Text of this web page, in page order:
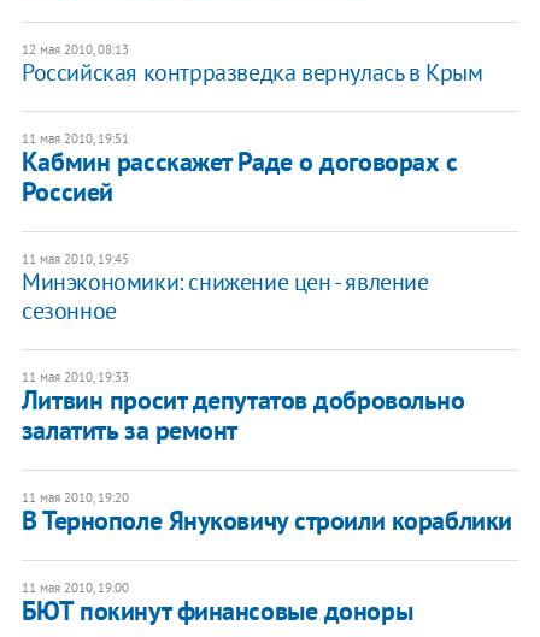
12 мая 2010, 08:13
Российская контрразведка вернулась в Крым
11 мая 2010, 19:51
Кабмин расскажет Раде о договорах с
Россией
11 мая 2010, 19:45
Минэкономики: снижение цен - явление
сезонное
11 мая 2010, 19:33
Литвин просит депутатов добровольно
залатить за ремонт
11 мая 2010, 19:20
В Тернополе Януковичу строили кораблики
11 мая 2010, 19:00
БЮТ покинут финансовые доноры